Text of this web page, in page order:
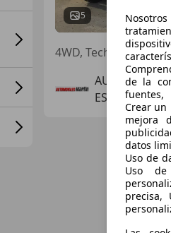
5
4WD, Techo solar,
ES-14440
de la
fuentes,
Crear un
mejora
datos
Uso de
Uso
precisa,